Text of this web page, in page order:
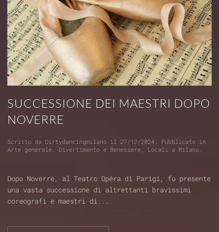
SUCCESSIONE DEI MAESTRI DOPO
NOVERRE
Scritto da Dirtydancingmilano il 27/12/2024 . Pubblicato in
Arte generale
Divertimento e Benessere Locali a Milano
Dopo Noverre, al Teatro Opéra di Parigi, fu presente
una vasta successione di altrettanti bravissimi
coreografi e maestri di...